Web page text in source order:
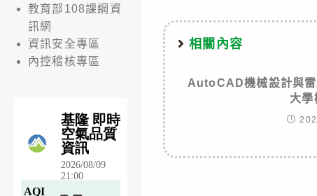
相關內容
AutoCAD機械設計與
大學
教育部108課綱資
訊網
資訊安全專區
內控稽核專區